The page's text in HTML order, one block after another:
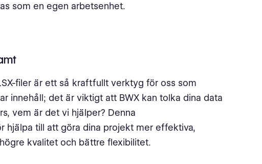
som en egen arbetsenhet.
filer är ett så kraftfullt verktyg för oss som
innehåll; det är viktigt att BWX kan tolka dina data
vem är det vi hjälper? Denna
hjälpa till att göra dina projekt mer effektiva,
kvalitet och bättre flexibilitet.